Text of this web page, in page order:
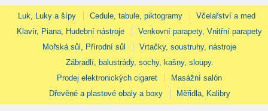
Luk, Luky a šípy Cedule, tabule, piktogramy
Včelařství a med
Klavír, Piana, Hudební nástroje
Venkovní parapety, Vnitřní parapety
Mořská sůl, Přírodní sůl
Vrtačky, soustruhy, nástroje
Zábradlí, balustrády, sochy, kašny, sloupy.
Prodej elektronických cigaret
Masážní salón
Dřevěné a plastové obaly a boxy
Měřidla, Kalibry